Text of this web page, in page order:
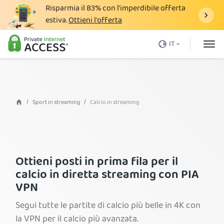
Risparmia il83%con l'imperdibile offerta
estiva.Ottieni l'offerta
IT
Cos'è una VPN
Perché PIA
Vantaggi VPN
Blog
Assistenza
Accedi
Sport in streaming Calcio in streaming
Ottieni posti in prima fila per il
calcio in diretta streaming con PIA
VPN
Segui tutte le partite di calcio più belle in 4K con
la VPN per il calcio più avanzata.